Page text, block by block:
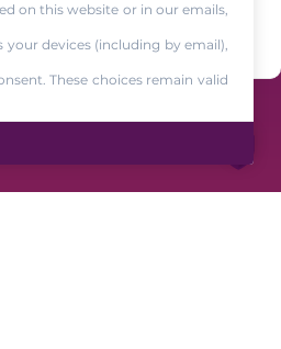
on this website or in our emails,
your devices (including by email),
These choices remain valid